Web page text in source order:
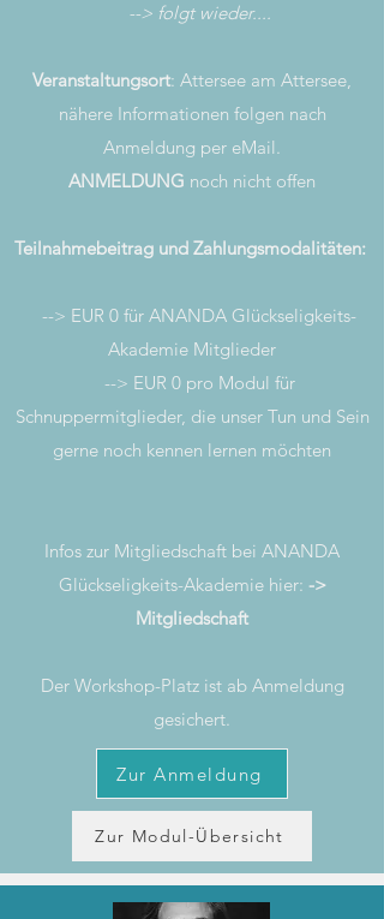
--> folgt wieder....
Veranstaltungsort: Attersee am Attersee,
nähere Informationen folgen nach
Anmeldung per eMail.
ANMELDUNG noch nicht offen
Teilnahmebeitrag und Zahlungsmodalitäten:
--> EUR 0 für ANANDA Glückseligkeits-
Akademie Mitglieder
--> EUR 0 pro Modul für
Schnuppermitglieder, die unser Tun und Sein
gerne noch kennen lernen möchten
Infos zur Mitgliedschaft bei ANANDA
Glückseligkeits-Akademie hier: ->
Mitgliedschaft
Der Workshop-Platz ist ab Anmeldung
gesichert.
Zur Anmeldung
Zur Modul-Übersicht